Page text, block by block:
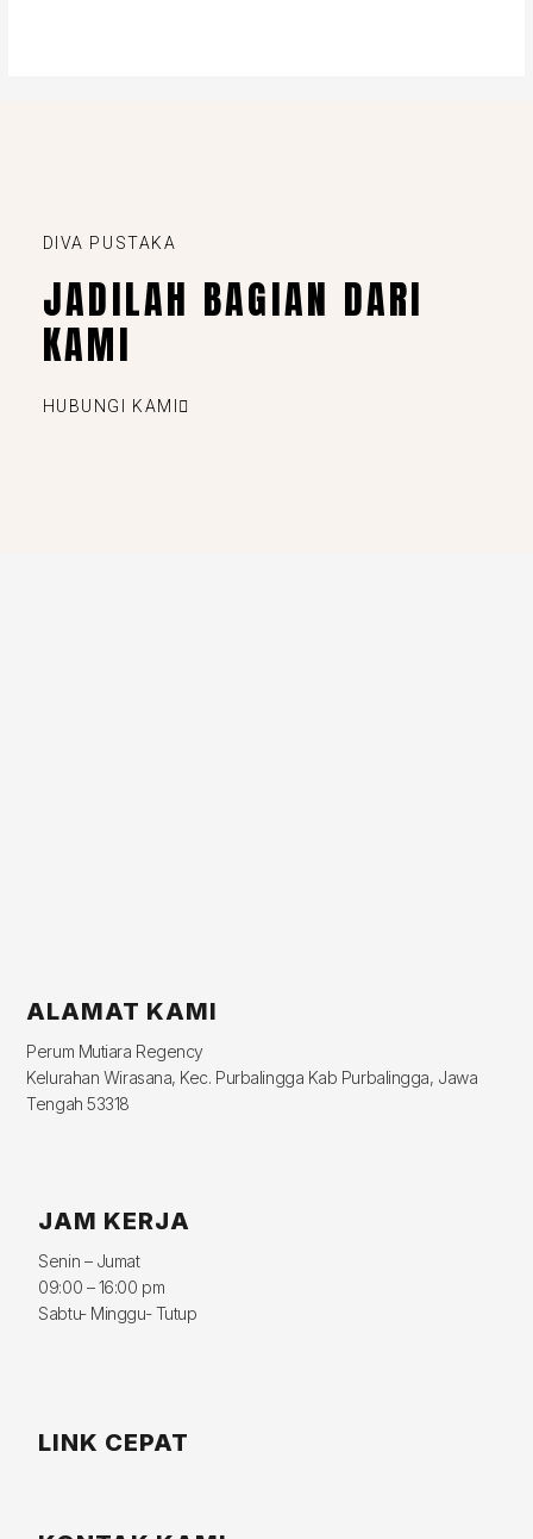
DIVA PUSTAKA
JADILAH BAGIAN DARI
KAMI
HUBUNGI KAMI
ALAMAT KAMI
Perum Mutiara Regency
Kelurahan Wirasana, Kec. Purbalingga Kab Purbalingga, Jawa
Tengah 53318
JAM KERJA
Senin – Jumat
09:00 – 16:00 pm
Sabtu- Minggu- Tutup
LINK CEPAT